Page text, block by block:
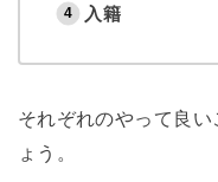
入籍
それぞれのやって良
ょう。